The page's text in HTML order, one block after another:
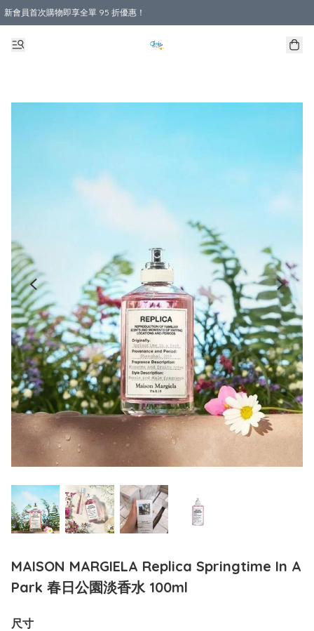
新會員首次購物即享全單 95 折優惠！
購物滿 HKD 800.00即享免運費優惠！（適用於 本地送貨、本地取貨 )
MAISON MARGIELA Replica Springtime In A
Park 春日公園淡香水 100ml
尺寸